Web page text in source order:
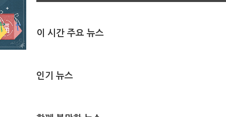
이 시간 주요 뉴스
인기 뉴스